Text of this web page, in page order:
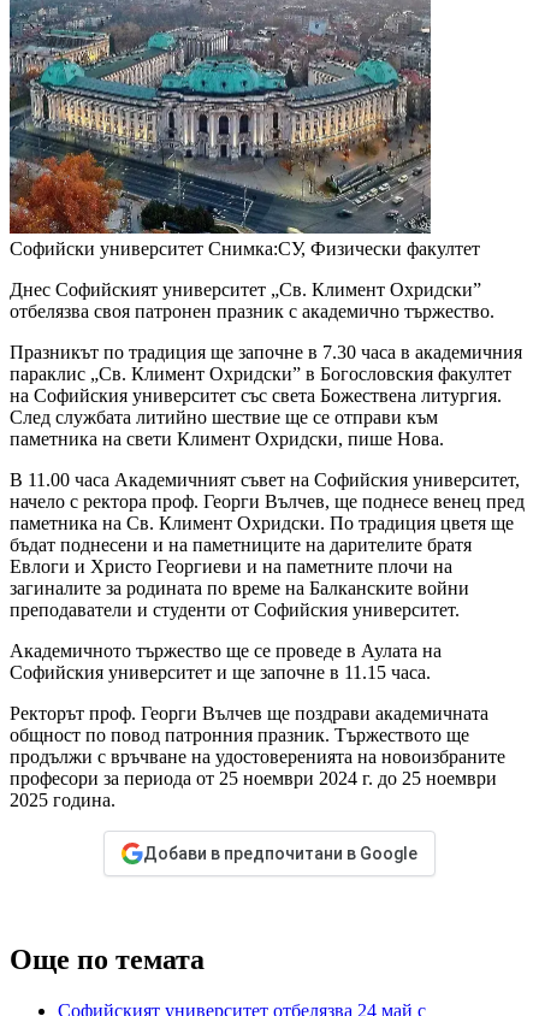
Софийски университет Снимка:СУ, Физически факултет
Днес Софийският университет „Св. Климент Охридски”
отбелязва своя патронен празник с академично тържество.
Празникът по традиция ще започне в 7.30 часа в академичния
параклис „Св. Климент Охридски” в Богословския факултет
на Софийския университет със света Божествена литургия.
След службата литийно шествие ще се отправи към
паметника на свети Климент Охридски, пише Нова.
В 11.00 часа Академичният съвет на Софийския университет,
начело с ректора проф. Георги Вълчев, ще поднесе венец пред
паметника на Св. Климент Охридски. По традиция цветя ще
бъдат поднесени и на паметниците на дарителите братя
Евлоги и Христо Георгиеви и на паметните плочи на
загиналите за родината по време на Балканските войни
преподаватели и студенти от Софийския университет.
Академичното тържество ще се проведе в Аулата на
Софийския университет и ще започне в 11.15 часа.
Ректорът проф. Георги Вълчев ще поздрави академичната
общност по повод патронния празник. Тържеството ще
продължи с връчване на удостоверенията на новоизбраните
професори за периода от 25 ноември 2024 г. до 25 ноември
2025 година.
Добави в предпочитани в Google
Още по темата
Софийският университет отбелязва 24 май с